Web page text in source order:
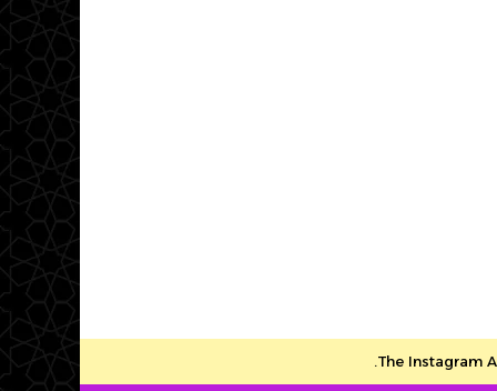
The Instagram